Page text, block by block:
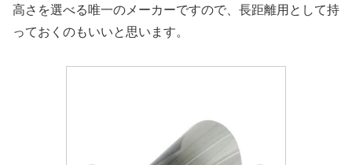
高さを選べる唯一のメーカーですので、長距離用として持
っておくのもいいと思います。